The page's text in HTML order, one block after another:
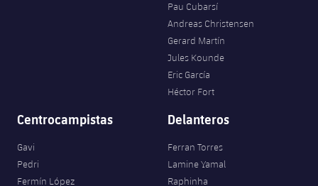
Pau Cubarsí
Andreas Christensen
Gerard Martín
Jules Kounde
Eric García
Héctor Fort
Centrocampistas
Gavi
Pedri
Fermín López
Delanteros
Ferran Torres
Lamine Yamal
Raphinha